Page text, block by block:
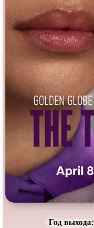
Призраки
Про апокалипсис
Про богов
Про ведьм
Про выживание
Про гонки
Про динозавров
Про животных
Про инопланетян
Про космос
Год выхода: